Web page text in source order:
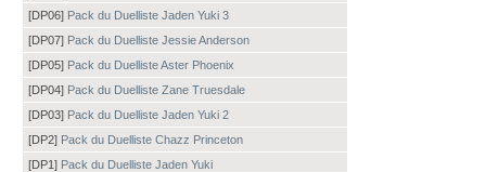
[DP06] Pack du Duelliste Jaden Yuki 3
[DP07] Pack du Duelliste Jessie Anderson
[DP05] Pack du Duelliste Aster Phoenix
[DP04] Pack du Duelliste Zane Truesdale
[DP03] Pack du Duelliste Jaden Yuki 2
[DP2] Pack du Duelliste Chazz Princeton
[DP1] Pack du Duelliste Jaden Yuki